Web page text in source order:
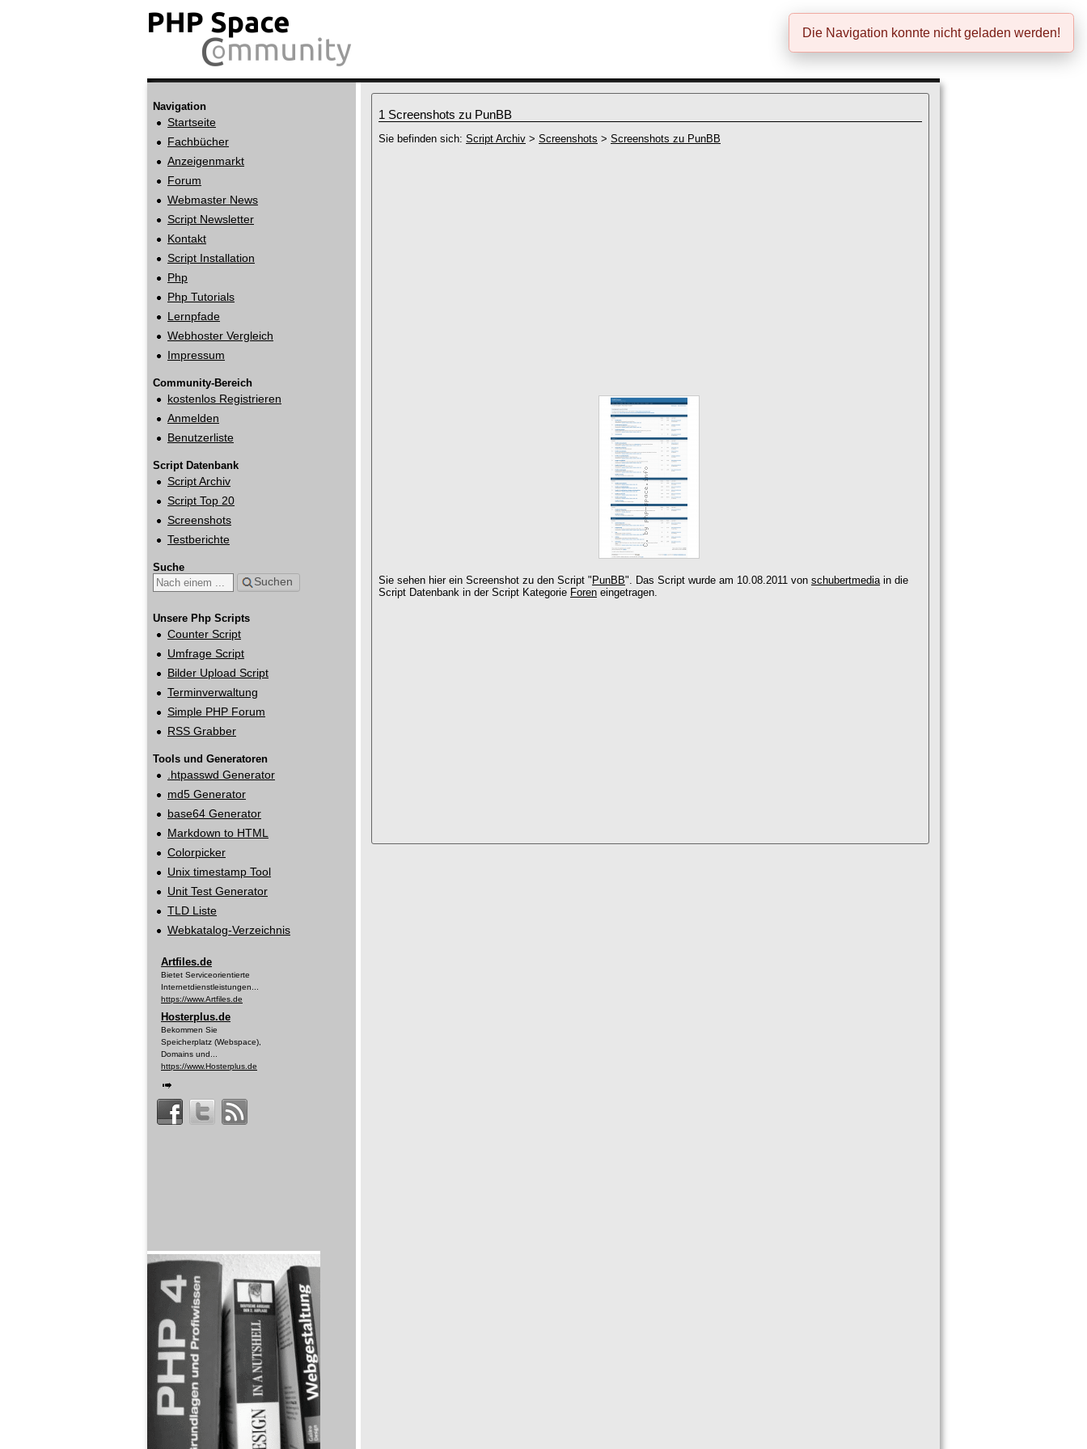
Navigation
Startseite
Fachbücher
Anzeigenmarkt
Forum
Webmaster News
Script Newsletter
Kontakt
Script Installation
Php
Php Tutorials
Lernpfade
Webhoster Vergleich
Impressum
Community-Bereich
kostenlos Registrieren
Anmelden
Benutzerliste
Script Datenbank
Script Archiv
Script Top 20
Screenshots
Testberichte
Suche
Suchen
Unsere Php Scripts
Counter Script
Umfrage Script
Bilder Upload Script
Terminverwaltung
Simple PHP Forum
RSS Grabber
Tools und Generatoren
.htpasswd Generator
md5 Generator
base64 Generator
Markdown to HTML
Colorpicker
Unix timestamp Tool
Unit Test Generator
TLD Liste
Webkatalog‑Verzeichnis
Artfiles.de
Bietet Serviceorientierte
Internetdienstleistungen...
https://www.Artfiles.de
Hosterplus.de
Bekommen Sie
Speicherplatz (Webspace),
Domains und...
https://www.Hosterplus.de
1 Screenshots zu PunBB
Sie befinden sich: Script Archiv > Screenshots > Screenshots zu PunBB
Sie sehen hier ein Screenshot zu den Script " PunBB". Das Script wurde am 10.08.2011 von schubertmediain die
Script Datenbank in der Script Kategorie Foren eingetragen.
Die Navigation konnte nicht geladen werden!